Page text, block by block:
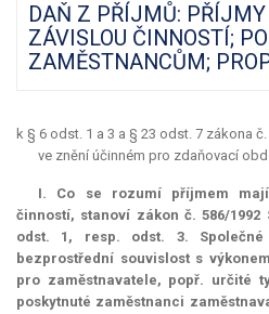
DAŇ Z PŘÍJMŮ:
ZÁVISLOU ČINNOSTÍ;
ZAMĚSTNANCŮM;
k § 6 odst. 1 a 3 a § 23 odst. 7 zákona
ve znění účinném pro zdaňovací
I. Co se rozumí příjmem
činností, stanoví zákon č. 586/
odst. 1, resp. odst. 3.
bezprostřední souvislost s
pro zaměstnavatele, popř. určité
poskytnuté zaměstnanci